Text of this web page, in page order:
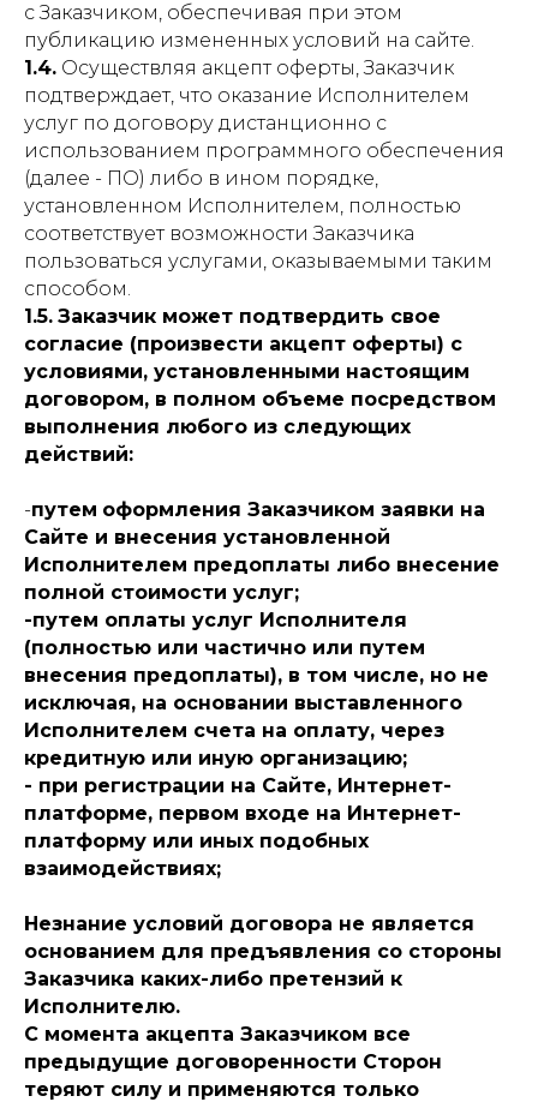
с Заказчиком, обеспечивая при этом
публикацию измененных условий на сайте.
1.4. Осуществляя акцепт оферты, Заказчик
подтверждает, что оказание Исполнителем
услуг по договору дистанционно с
использованием программного обеспечения
(далее - ПО) либо в ином порядке,
установленном Исполнителем, полностью
соответствует возможности Заказчика
пользоваться услугами, оказываемыми таким
способом.
1.5. Заказчик может подтвердить свое
согласие (произвести акцепт оферты) с
условиями, установленными настоящим
договором, в полном объеме посредством
выполнения любого из следующих
действий:
-путем оформления Заказчиком заявки на
Сайте и внесения установленной
Исполнителем предоплаты либо внесение
полной стоимости услуг;
-путем оплаты услуг Исполнителя
(полностью или частично или путем
внесения предоплаты), в том числе, но не
исключая, на основании выставленного
Исполнителем счета на оплату, через
кредитную или иную организацию;
- при регистрации на Сайте, Интернет-
платформе, первом входе на Интернет-
платформу или иных подобных
взаимодействиях;
Незнание условий договора не является
основанием для предъявления со стороны
Заказчика каких-либо претензий к
Исполнителю.
С момента акцепта Заказчиком все
предыдущие договоренности Сторон
теряют силу и применяются только